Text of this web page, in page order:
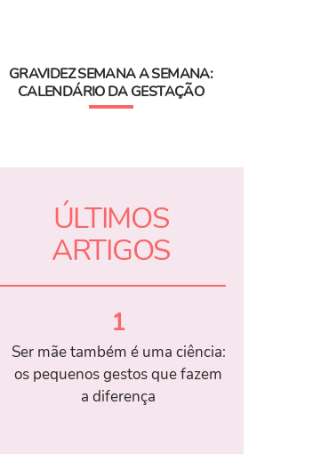
GRAVIDEZ SEMANA A SEMANA:
CALENDÁRIO DA GESTAÇÃO
ÚLTIMOS
ARTIGOS
1
Ser mãe também é uma ciência:
os pequenos gestos que fazem
a diferença